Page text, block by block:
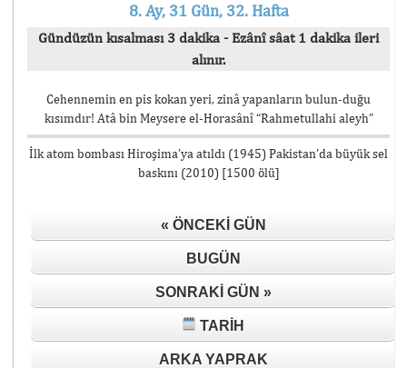
8. Ay, 31 Gün, 32. Hafta
Gündüzün kısalması 3 dakika - Ezânî sâat 1 dakika ileri
alınır.
Cehennemin en pis kokan yeri, zinâ yapanların bulun-duğu
kısımdır! Atâ bin Meysere el-Horasânî “Rahmetullahi aleyh”
İlk atom bombası Hiroşima’ya atıldı (1945) Pakistan’da büyük sel
baskını (2010) [1500 ölü]
« ÖNCEKI GÜN
BUGÜN
SONRAKI GÜN »
TARIH
ARKA YAPRAK